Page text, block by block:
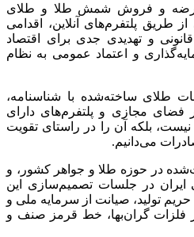
عرضه و فروش شمش طلا و طلای
طریق پلتفرم‌های آنلاین، اقدامی
و تهدیدی جدی برای اقتصاد
و اعتماد عمومی به نظام
طلای ساخته‌شده با شناسنامه،
فضای مجازی و پلتفرم‌های دارای
بلکه آن را در راستای تقویت
می‌دانیم.
در حوزه طلا و جواهر کشور، و
ایران در جلسات تصمیم‌سازی این
تولید، صیانت از سرمایه ملی و
فلزات گران‌بها، خط قرمز صنف و